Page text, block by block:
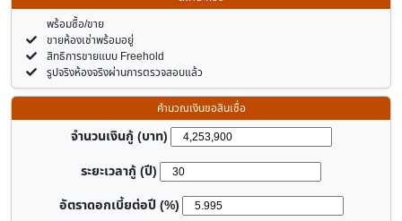
พร้อมซื้อ/ขาย
ขายห้องเช่าพร้อมอยู่
สิทธิการขายแบบ Freehold
รูปจริงห้องจริงผ่านการตรวจสอบแล้ว
คำนวณเงินขอสินเชื่อ
จำนวนเงินกู้ (บาท)
ระยะเวลากู้ (ปี)
อัตราดอกเบี้ยต่อปี (%)